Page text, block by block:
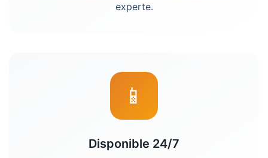
experte.
📱
Disponible 24/7